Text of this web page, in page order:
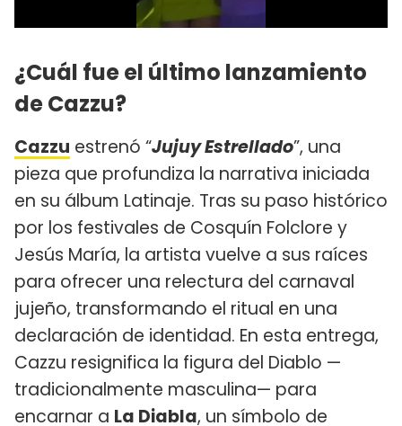
¿Cuál fue el último lanzamiento
de Cazzu?
Cazzu estrenó “Jujuy Estrellado”, una
pieza que profundiza la narrativa iniciada
en su álbum Latinaje. Tras su paso histórico
por los festivales de Cosquín Folclore y
Jesús María, la artista vuelve a sus raíces
para ofrecer una relectura del carnaval
jujeño, transformando el ritual en una
declaración de identidad. En esta entrega,
Cazzu resignifica la figura del Diablo —
tradicionalmente masculina— para
encarnar a La Diabla, un símbolo de